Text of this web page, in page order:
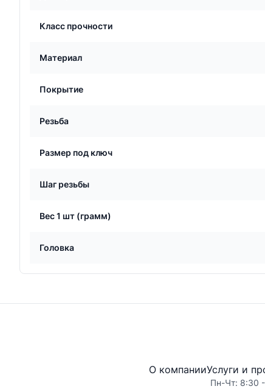
Класс прочности
Материал
Покрытие
Резьба
Размер под ключ
Шаг резьбы
Вес 1 шт (грамм)
Головка
О компанииУслуги и
Пн-Чт: 8:30